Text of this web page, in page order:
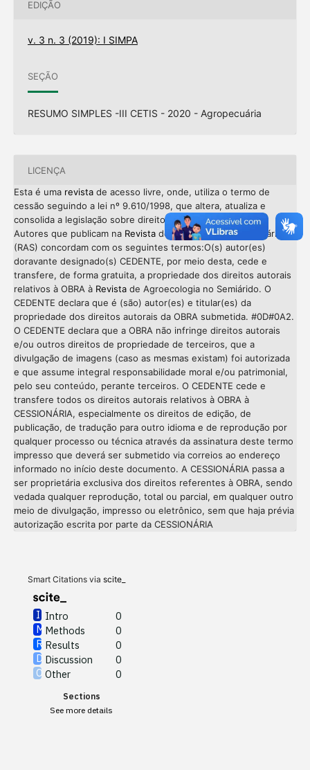
EDIÇÃO
v. 3 n. 3 (2019): I SIMPA
SEÇÃO
RESUMO SIMPLES -III CETIS - 2020 - Agropecuária
LICENÇA
Esta é uma revistade acesso livre, onde, utiliza o termo de
cessão seguindo a lei nº 9.610/1998, que altera, atualiza e
consolida a legislação sobre direitos autorais no Brasil. Os
Autores que publicam na Revistade Agroecologia no Semiárido
(RAS) concordam com os seguintes termos:O(s) autor(es)
doravante designado(s) CEDENTE, por meio desta, cede e
transfere, de forma gratuita, a propriedade dos direitos autorais
relativos à OBRA à Revistade Agroecologia no Semiárido. O
CEDENTE declara que é (são) autor(es) e titular(es) da
propriedade dos direitos autorais da OBRA submetida. #0D#0A2.
O CEDENTE declara que a OBRA não infringe direitos autorais
e/ou outros direitos de propriedade de terceiros, que a
divulgação de imagens (caso as mesmas existam) foi autorizada
e que assume integral responsabilidade moral e/ou patrimonial,
pelo seu conteúdo, perante terceiros. O CEDENTE cede e
transfere todos os direitos autorais relativos à OBRA à
CESSIONÁRIA, especialmente os direitos de edição, de
publicação, de tradução para outro idioma e de reprodução por
qualquer processo ou técnica através da assinatura deste termo
impresso que deverá ser submetido via correios ao endereço
informado no início deste documento. A CESSIONÁRIA passa a
ser proprietária exclusiva dos direitos referentes à OBRA, sendo
vedada qualquer reprodução, total ou parcial, em qualquer outro
meio de divulgação, impresso ou eletrônico, sem que haja prévia
autorização escrita por parte da CESSIONÁRIA
Smart Citations via scite_
Intro
0
Methods
0
Results
0
Discussion
0
Other
0
Sections
See more details
Intro